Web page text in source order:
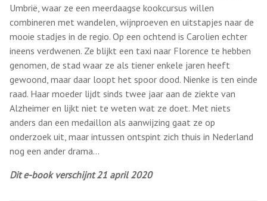
Umbrië, waar ze een meerdaagse kookcursus willen
combineren met wandelen, wijnproeven en uitstapjes naar de
mooie stadjes in de regio. Op een ochtend is Carolien echter
ineens verdwenen. Ze blijkt een taxi naar Florence te hebben
genomen, de stad waar ze als tiener enkele jaren heeft
gewoond, maar daar loopt het spoor dood. Nienke is ten einde
raad. Haar moeder lijdt sinds twee jaar aan de ziekte van
Alzheimer en lijkt niet te weten wat ze doet. Met niets
anders dan een medaillon als aanwijzing gaat ze op
onderzoek uit, maar intussen ontspint zich thuis in Nederland
nog een ander drama…
Dit e-book verschijnt 21 april 2020